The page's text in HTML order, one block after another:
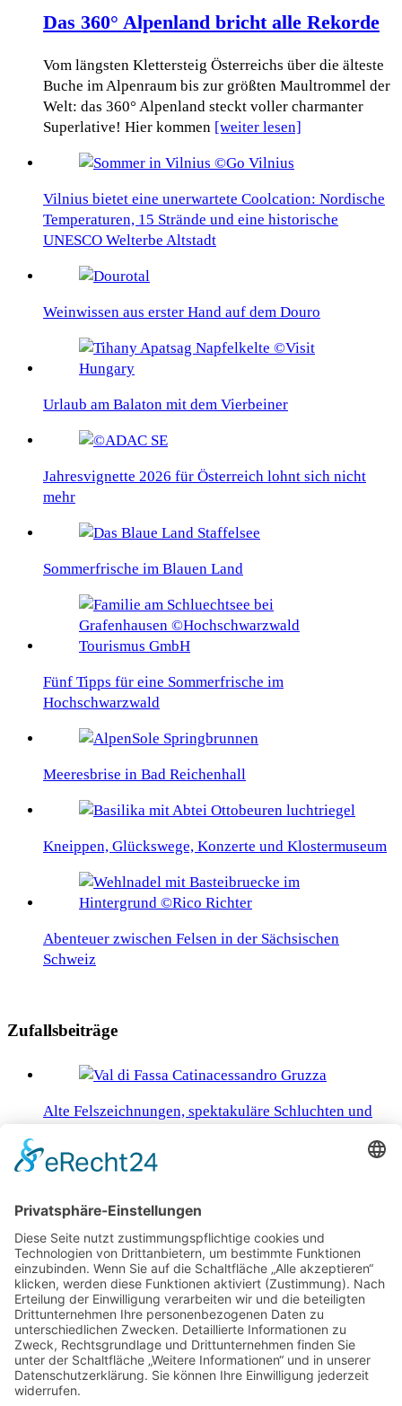
Das 360° Alpenland bricht alle Rekorde
Vom längsten Klettersteig Österreichs über die älteste
Buche im Alpenraum bis zur größten Maultrommel der
Welt: das 360° Alpenland steckt voller charmanter
Superlative! Hier kommen [weiter lesen]
Vilnius bietet eine unerwartete Coolcation: Nordische
Temperaturen, 15 Strände und eine historische
UNESCO Welterbe Altstadt
Weinwissen aus erster Hand auf dem Douro
Urlaub am Balaton mit dem Vierbeiner
Jahresvignette 2026 für Österreich lohnt sich nicht
mehr
Sommerfrische im Blauen Land
Fünf Tipps für eine Sommerfrische im
Hochschwarzwald
Meeresbrise in Bad Reichenhall
Kneippen, Glückswege, Konzerte und Klostermuseum
Abenteuer zwischen Felsen in der Sächsischen
Schweiz
Zufallsbeiträge
Alte Felszeichnungen, spektakuläre Schluchten und
Traumlandschaften mit dem Flair aus 1001 Nacht
Acht Naturwunder entlang des Lechwegs